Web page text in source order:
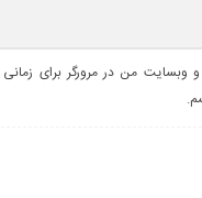
و وبسایت من در مرورگر برای زمانی